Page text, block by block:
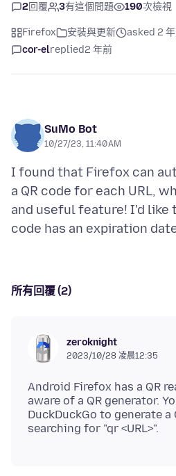
2回覆 3有這個問題 190次檢視
Firefox 安裝與更新
asked 2
cor-elreplied2 年前
SuMo Bot
10/27/23, 11:40 AM
I found that Firefox can
a QR code for each URL,
and useful feature! I'd like
所有回覆 (2)
zeroknight
2023/10/28 凌晨12:35
Android Firefox has a QR
aware of a QR generator.
DuckDuckGo to generate a